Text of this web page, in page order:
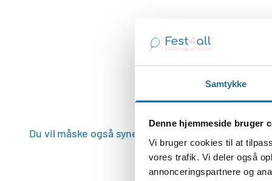
Samtykke
Denne hjemmeside bruger
Vi bruger cookies til at
vores trafik. Vi deler også
annonceringspartnere og